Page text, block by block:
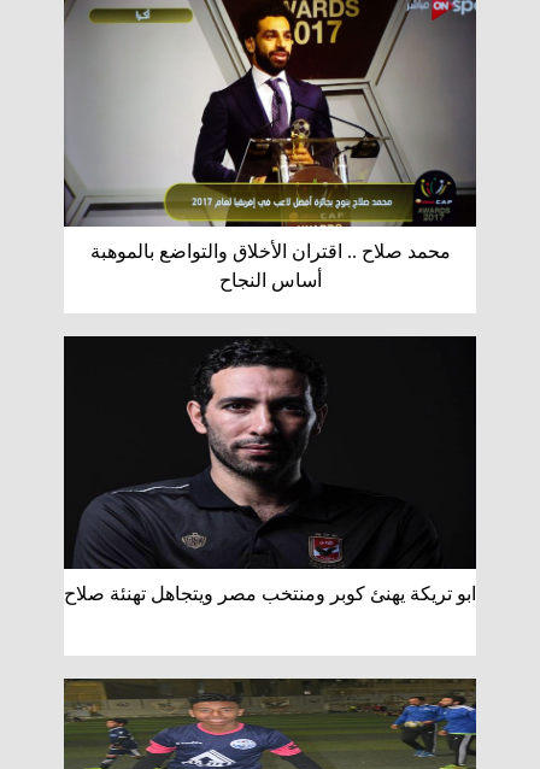
محمد صلاح .. اقتران الأخلاق والتواضع بالموهبة
أساس النجاح
ابو تريكة يهنئ كوبر ومنتخب مصر ويتجاهل تهنئة صلاح